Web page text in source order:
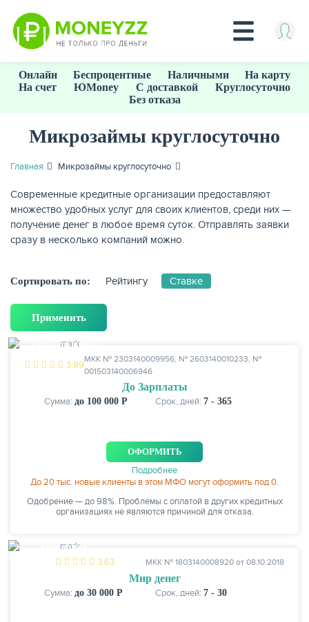
Перейти
содержанию
КРЕДИТЫ
Онлайн Беспроцентные Наличными
На карту
На счет
ЮMoney С доставкой
Круглосуточно
Без отказа
Микрозаймы круглосуточно
Главная Микрозаймы круглосуточно
Современные кредитные организации предоставляют
множество удобных услуг для своих клиентов, среди них —
получение денег в любое время суток. Отправлять заявки
сразу в несколько компаний можно.
Сортировать по: Рейтингу Ставке
ЕСТЬ СКИДКИ
3.99
МКК № 2303140009956, № 2603140010233, №
001503140006946
До Зарплаты
Сумма: до 100 000 Р Срок, дней: 7 - 365
ОФОРМИТЬ
Подробнее
До 20 тыс. новые клиенты в этом МФО могут оформить под 0.
Одобрение — до 98%. Проблемы с оплатой в других кредитных
организациях не являются причиной для отказа.
НОВИНКА
3.63 МКК № 1803140008920 от 08.10.2018
Мир денег
Сумма: до 30 000 Р Срок, дней: 7 - 30